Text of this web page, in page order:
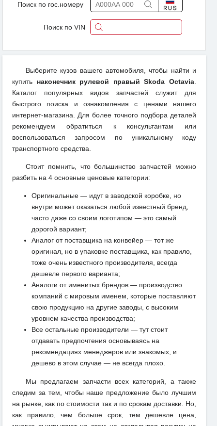
Поиск по гос.номеру
Поиск по VIN
Выберите кузов вашего автомобиля, чтобы найти и
купить наконечник рулевой правый Skoda Octavia.
Каталог популярных видов запчастей служит для
быстрого поиска и ознакомления с ценами нашего
интернет-магазина. Для более точного подбора деталей
рекомендуем обратиться к консультантам или
воспользоваться запросом по уникальному коду
транспортного средства.
Стоит помнить, что большинство запчастей можно
разбить на 4 основные ценовые категории:
Оригинальные — идут в заводской коробке, но
внутри может оказаться любой известный бренд,
часто даже со своим логотипом — это самый
дорогой вариант;
Аналог от поставщика на конвейер — тот же
оригинал, но в упаковке поставщика, как правило,
тоже очень известного производителя, всегда
дешевле первого варианта;
Аналоги от именитых брендов — производство
компаний с мировым именем, которые поставляют
свою продукцию на другие заводы, с высоким
уровнем качества производства;
Все остальные производители — тут стоит
отдавать предпочтения основываясь на
рекомендациях менеджеров или знакомых, и
дешево в этом случае — не всегда плохо.
Мы предлагаем запчасти всех категорий, а также
следим за тем, чтобы наше предложение было лучшим
на рынке, как по стоимости так и по срокам доставки. Но,
как правило, чем больше срок, тем дешевле цена,